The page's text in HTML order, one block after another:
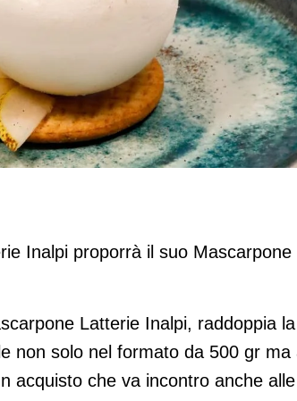
raddoppia la sua proposta
Inalpi proporrà il suo
Latterie Inalpi, raddoppia
non solo nel formato da 500 gr
acquisto che va incontro anche